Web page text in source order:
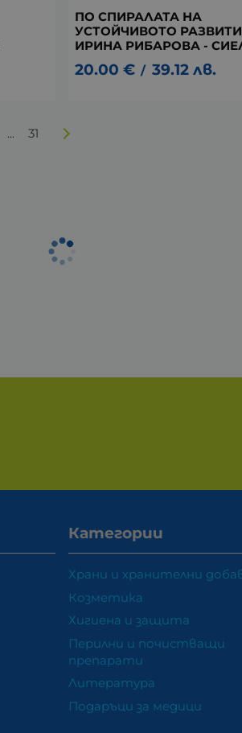
ПО СПИРАЛАТА НА
УСТОЙЧИВОТО
ИРИНА РИБАРОВА -
20.00 € / 39.12 лв.
... 31
Категории
Храни и хранителни
Козметика
Хигиена и защита
Перилни и почистващи
препарати
Литература
Подаръци за медици